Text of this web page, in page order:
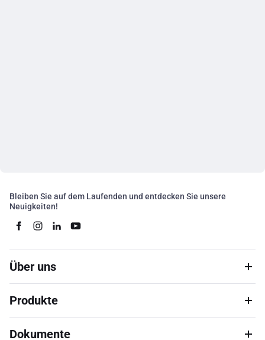
Bleiben Sie auf dem Laufenden und entdecken Sie unsere
Neuigkeiten!
Über uns
Produkte
Dokumente